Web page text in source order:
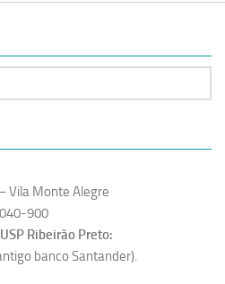
Vila Monte Alegre
900
Ribeirão Preto:
banco Santander).